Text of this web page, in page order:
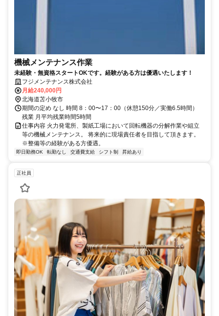
機械メンテナンス作業
未経験・無資格スタートOKです。経験がある方は優遇いたします！
フジメンテナンス株式会社
月給240,000円
北海道苫小牧市
期間の定め なし 時間 8：00〜17：00（休憩150分／実働6.5時間）
残業 月平均残業時間5時間
仕事内容 火力発電所、製紙工場において回転機器の分解作業や組立
等の機械メンテナンス。 将来的に現場責任者を目指して頂きます。
※整備等の経験がある方優遇。
即日勤務OK 転勤なし 交通費支給 シフト制 昇給あり
正社員